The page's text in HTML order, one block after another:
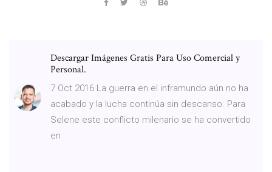
Descargar Imágenes Gratis Para Uso Comercial y
Personal.
7 Oct 2016 La guerra en el inframundo aún no ha
acabado y la lucha continúa sin descanso. Para
Selene este conflicto milenario se ha convertido
en